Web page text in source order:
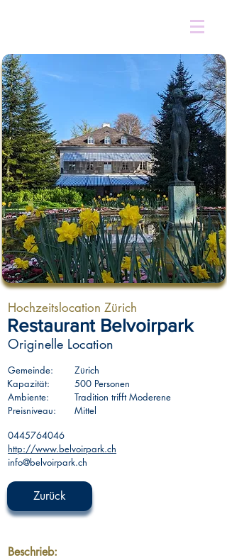
Hochzeitslocation Zürich
Restaurant Belvoirpark
Originelle Location
Gemeinde:
Kapazität:
Ambiente:
Preisniveau:
Zürich
500 Personen
Tradition trifft Moderene
Mittel
0445764046
http://www.belvoirpark.ch
info@belvoirpark.ch
Zurück
Beschrieb: